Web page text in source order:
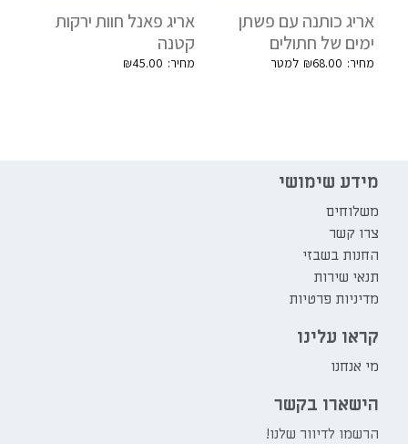
אריג כותנה עם פשתן
ימים של חתולים
₪68.00
אריג פאנל חוות ירקות
קטנה
₪45.00
מידע שימושי
משלוחים
צרו קשר
החנות בשבזי
תנאי שירות
מדיניות פרטיות
קראו עלינו
מי אנחנו
הישארו בקשר
הרשמו לדיוור שלנו!